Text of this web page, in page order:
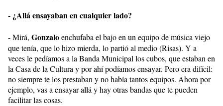
- ¿Allá ensayaban en cualquier lado?
- Mirá, Gonzaloenchufaba el bajo en un equipo de música viejo
que tenía, que lo hizo mierda, lo partió al medio (Risas). Y a
veces le pedíamos a la Banda Municipal los cubos, que estaban en
la Casa de la Cultura y por ahí podíamos ensayar. Pero era difícil:
no siempre te los prestaban y no había tantos equipos. Ahora por
ejemplo, vas a ensayar allá y hay otras bandas que te pueden
facilitar las cosas.